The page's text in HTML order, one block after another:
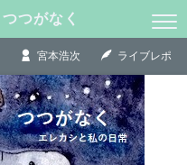
つがなく
宮本浩次 ライブレポ